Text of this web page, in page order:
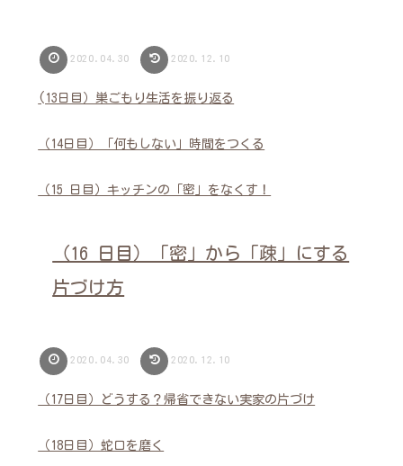
2020.04.30 2020.12.10
(13日目）巣ごもり生活を振り返る
（14日目）「何もしない」時間をつくる
（15 日目）キッチンの「密」をなくす！
（16 日目）「密」から「疎」にする
片づけ方
2020.04.30 2020.12.10
（17日目）どうする？帰省できない実家の片づけ
（18日目）蛇口を磨く